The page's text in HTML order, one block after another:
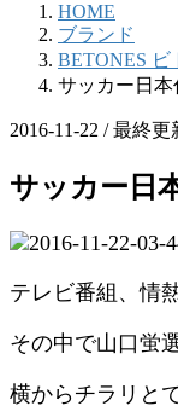
HOME
ブランド
BETONES ビ
サッカー日
2016-11-22 / 最終更
サッカー日
テレビ番組、情
その中で山口蛍
横からチラリと